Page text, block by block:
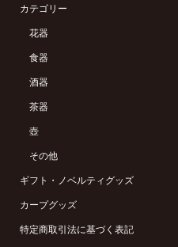
カテゴリー
花器
食器
酒器
茶器
壺
その他
ギフト・ノベルティグッズ
カープグッズ
特定商取引法に基づく表記